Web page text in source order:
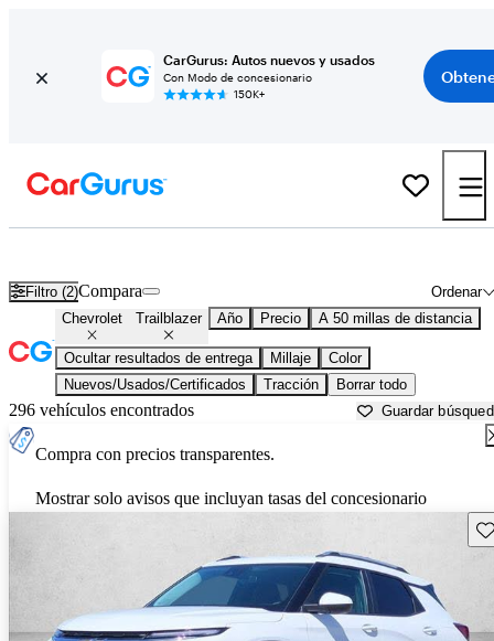
CarGurus: Autos nuevos y usados
Con Modo de concesionario
150K+
Filtro (2) Ordenar
Compara
Chevrolet Trailblazer Año Precio A 50 millas de distancia
Ocultar resultados de entrega Millaje
Color
Nuevos/Usados/Certificados
Tracción Borrar todo
296 vehículos encontrados Guardar
Compra con precios transparentes.
Mostrar solo avisos que incluyan tasas del concesionario